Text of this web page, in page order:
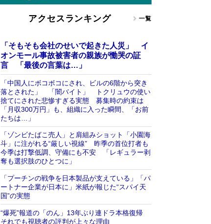
アクセスランキング 一覧
「そもそも会社のせいで起きた人災」 イ
オンモール事故被害者の親族が慟哭の証
言 「最後の言葉は…」
「中国人にボコボコにされ、ビルの6階から突き
落とされた」 「闇バイト」 トクリュウの使い
捨てにされた悲惨すぎる実態 募集時の約束は
「月収300万円」も、組織に入った瞬間、「お前
たちは…」
「ゾンビたばこ売人」と肩組みショット「小園海
斗」に注がれる“厳しい視線” 昨季の首位打者も
今季は打撃低調、守備にも不安 「レギュラー剥
奪も選択肢のひとつに」
「プーチンの戦争を日本製品が支えている」「パ
ートナー企業が日本に」米紙が報じた“スパイ天
国”の実態
“爆死”報道の「のん」13年ぶり連ドラ本格復帰
それでも視聴者の評判が上々な理由